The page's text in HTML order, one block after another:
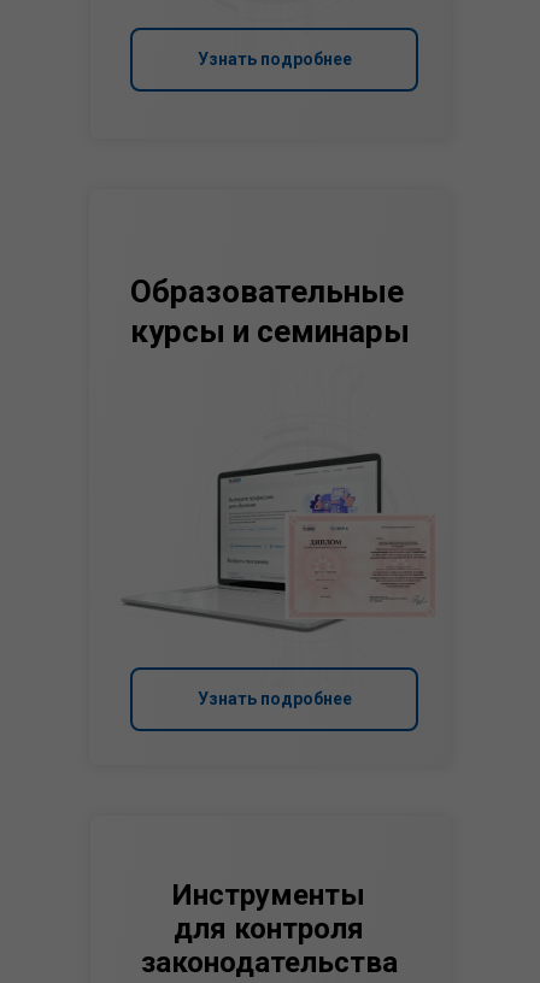
Узнать подробнее
Инструменты
для контроля
законодательства
Узнать подробнее
Образовательные
курсы и семинары